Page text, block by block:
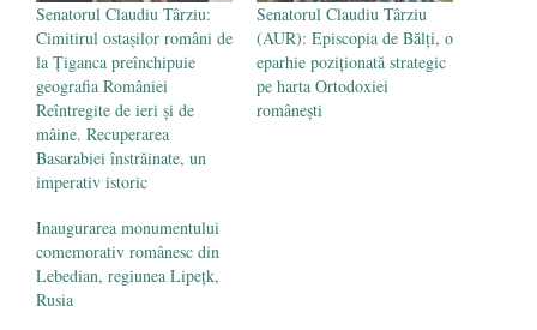
Senatorul Claudiu Târziu:
Cimitirul ostașilor români de
la Țiganca preînchipuie
geografia României
Reîntregite de ieri și de
mâine. Recuperarea
Basarabiei înstrăinate, un
imperativ istoric
Senatorul Claudiu Târziu
(AUR): Episcopia de Bălți, o
eparhie poziționată strategic
pe harta Ortodoxiei
românești
Inaugurarea monumentului
comemorativ românesc din
Lebedian, regiunea Lipeţk,
Rusia